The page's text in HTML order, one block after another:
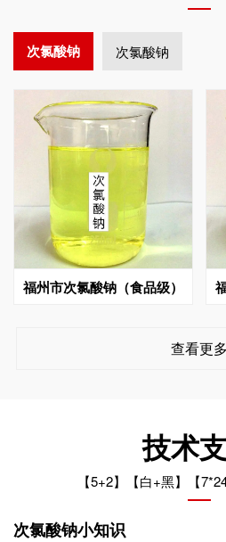
次氯酸钠 次氯酸钠
福州市次氯酸钠（食品级）
查看更多
技术
【5+2】【白+黑】【
次氯酸钠小知识